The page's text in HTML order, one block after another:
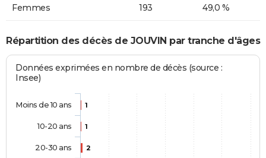
Femmes 193 49,0 %
Répartition des décès de JOUVIN par tranche d'âges
Données exprimées en nombre de décès (source :
Insee)
1
1
2
Moins de 10 ans
10-20 ans
20-30 ans